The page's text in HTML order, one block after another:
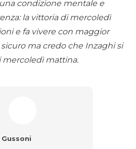
condizione mentale e
la vittoria di mercoledì
e fa vivere con maggior
ma credo che Inzaghi si
mercoledì mattina.